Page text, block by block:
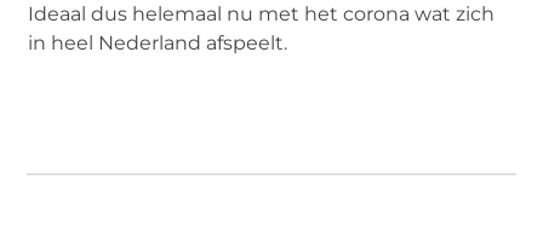
Ideaal dus helemaal nu met het corona wat zich
in heel Nederland afspeelt.